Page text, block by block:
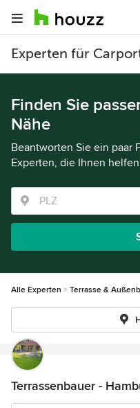
Experten für
Finden Sie
Nähe
Beantworten Sie ein paar
Experten, die Ihnen
Alle Experten Terrasse &
Terrassenbauer -